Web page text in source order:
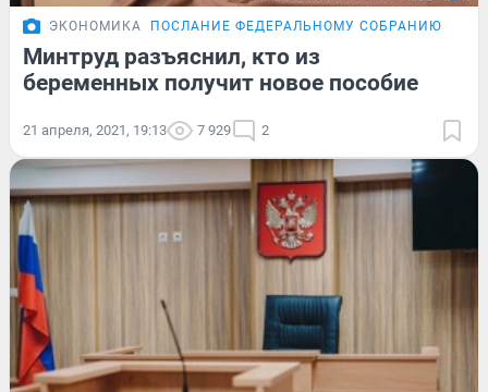
ЭКОНОМИКА ПОСЛАНИЕ ФЕДЕРАЛЬНОМУ СОБРАНИЮ
Минтруд разъяснил, кто из
беременных получит новое пособие
21 апреля, 2021, 19:13 7 929 2